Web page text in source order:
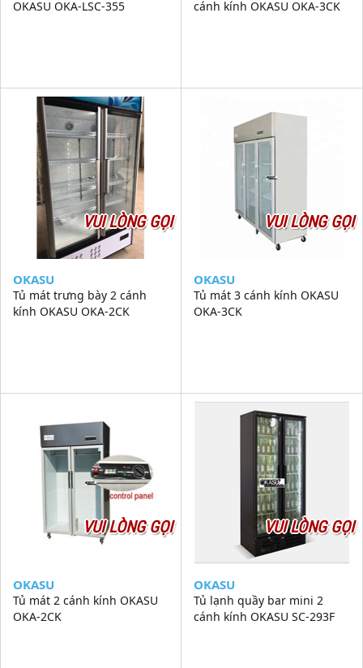
OKASU OKA-LSC-355
cánh kính OKASU OKA-3CK
VUI LÒNG GỌI
OKASU
Tủ mát trưng bày 2 cánh
kính OKASU OKA-2CK
VUI LÒNG GỌI
OKASU
Tủ mát 3 cánh kính OKASU
OKA-3CK
VUI LÒNG GỌI
OKASU
Tủ mát 2 cánh kính OKASU
OKA-2CK
VUI LÒNG GỌI
OKASU
Tủ lạnh quầy bar mini 2
cánh kính OKASU SC-293F